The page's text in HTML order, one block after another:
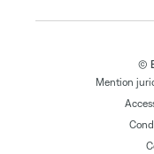
©
Mention